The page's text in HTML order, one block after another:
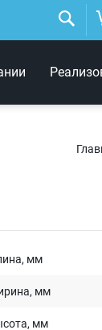
мм
мм
мм